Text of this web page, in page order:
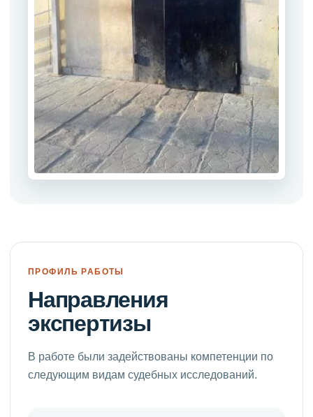
ПРОФИЛЬ РАБОТЫ
Направления
экспертизы
В работе были задействованы компетенции по
следующим видам судебных исследований.